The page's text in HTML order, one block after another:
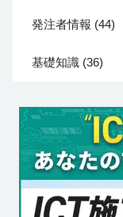
発注者情報 (44)
基礎知識 (36)